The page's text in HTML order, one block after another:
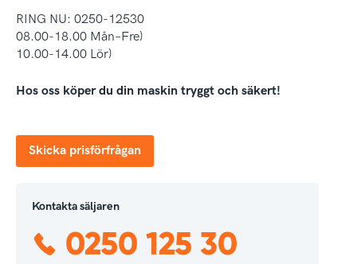
RING NU: 0250-12530
08.00-18.00 Mån–Fre)
10.00-14.00 Lör)
Hos oss köper du din maskin tryggt och säkert!
Skicka prisförfrågan
Kontakta säljaren
0250 125 30